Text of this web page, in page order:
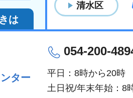
清水区
は
ター
054-200-
平日：8時から20時
土日祝/年末年始：8